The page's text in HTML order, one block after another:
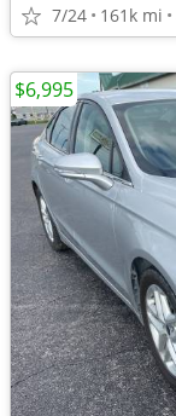
7/24 161k mi
$6,995